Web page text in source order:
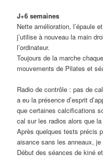
J+6 semaines
Nette amélioration, l’épaule
j’utilise à nouveau la main
l’ordinateur.
Toujours de la marche
mouvements de Pilates et
Radio de contrôle : pas de
a eu la présence d’esprit
que certaines calcifications
cal sur les radios alors que
Après quelques tests précis
aisance sans les anneaux,
Début des séances de kiné